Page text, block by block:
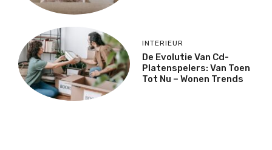
INTERIEUR
De Evolutie Van Cd-
Platenspelers: Van Toen
Tot Nu – Wonen Trends